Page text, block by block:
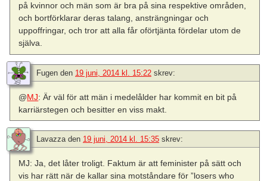
på kvinnor och män som är bra på sina respektive områden,
och bortförklarar deras talang, ansträngningar och
uppoffringar, och tror att alla får oförtjänta fördelar utom de
själva.
Fugen den 19 juni, 2014 kl. 15:22 skrev:
@MJ: Är väl för att män i medelålder har kommit en bit på
karriärstegen och besitter en viss makt.
Lavazza den 19 juni, 2014 kl. 15:35 skrev:
MJ: Ja, det låter troligt. Faktum är att feminister på sätt och
vis har rätt när de kallar sina motståndare för ”losers who